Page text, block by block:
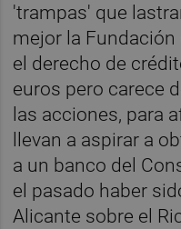
'trampas' que
mejor la Fundación
el derecho de
euros pero carece
las acciones, para
llevan a aspirar a
a un banco del
el pasado haber
Alicante sobre el